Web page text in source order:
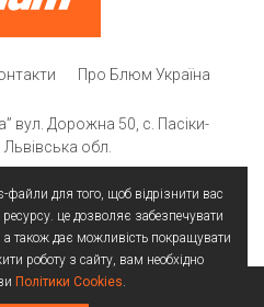
Про Блюм Україна
вул. Дорожна 50, c. Пасіки-
Львівська обл.
для того, щоб відрізнити вас
це дозволяє забезпечувати
також дає можливість покращувати
роботу з сайту, вам необхідно
Політики Cookies.